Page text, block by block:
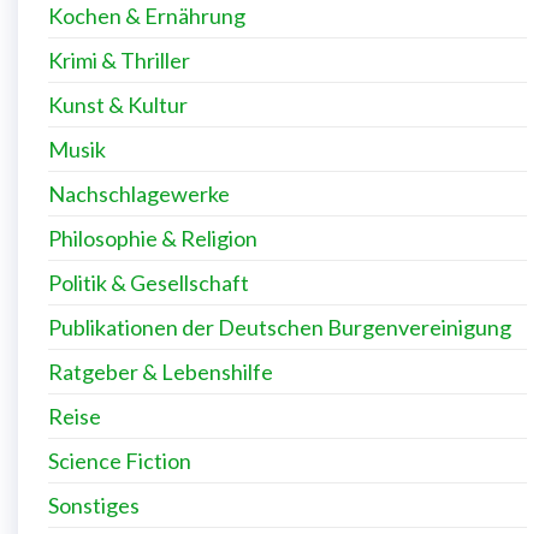
Kochen & Ernährung
Krimi & Thriller
Kunst & Kultur
Musik
Nachschlagewerke
Philosophie & Religion
Politik & Gesellschaft
Publikationen der Deutschen Burgenvereinigung
Ratgeber & Lebenshilfe
Reise
Science Fiction
Sonstiges